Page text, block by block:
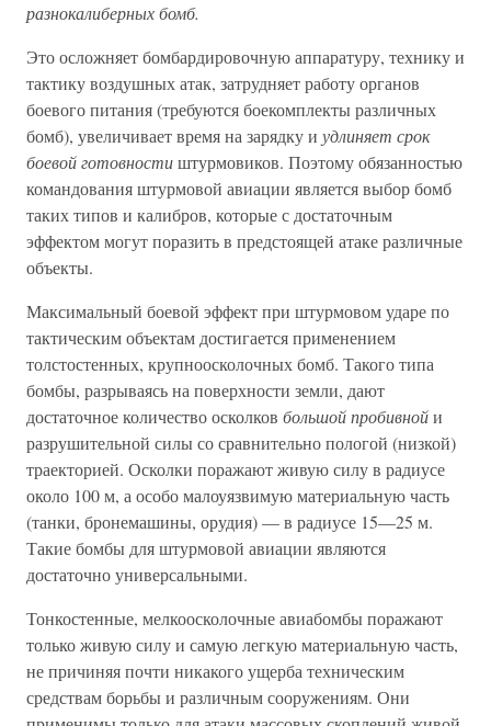
разнокалиберных бомб.
Это осложняет бомбардировочную аппаратуру, технику и
тактику воздушных атак, затрудняет работу органов
боевого питания (требуются боекомплекты различных
бомб), увеличивает время на зарядку и удлиняет срок
боевой готовностиштурмовиков. Поэтому обязанностью
командования штурмовой авиации является выбор бомб
таких типов и калибров, которые с достаточным
эффектом могут поразить в предстоящей атаке различные
объекты.
Максимальный боевой эффект при штурмовом ударе по
тактическим объектам достигается применением
толстостенных, крупноосколочных бомб. Такого типа
бомбы, разрываясь на поверхности земли, дают
достаточное количество осколков большой пробивнойи
разрушительной силы со сравнительно пологой (низкой)
траекторией. Осколки поражают живую силу в радиусе
около 100 м, а особо малоуязвимую материальную часть
(танки, бронемашины, орудия) — в радиусе 15—25 м.
Такие бомбы для штурмовой авиации являются
достаточно универсальными.
Тонкостенные, мелкоосколочные авиабомбы поражают
только живую силу и самую легкую материальную часть,
не причиняя почти никакого ущерба техническим
средствам борьбы и различным сооружениям. Они